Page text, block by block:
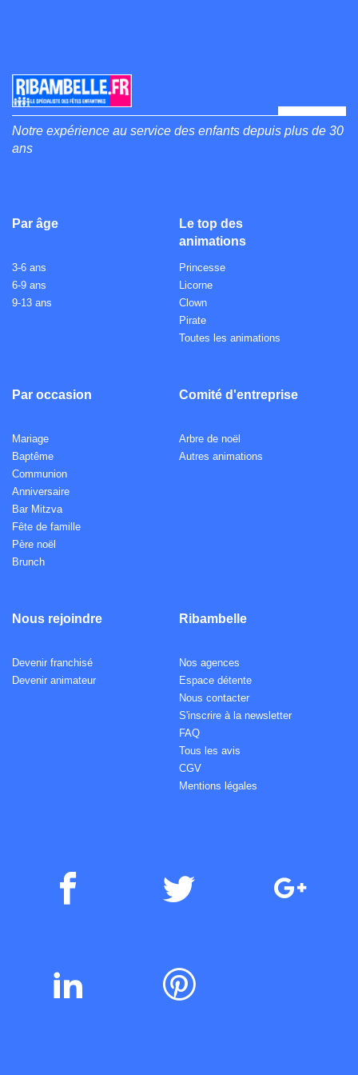
Notre expérience au service des enfants depuis plus de 30
ans
Par âge
3-6 ans
6-9 ans
9-13 ans
Le top des
animations
Princesse
Licorne
Clown
Pirate
Toutes les animations
Par occasion
Mariage
Baptême
Communion
Anniversaire
Bar Mitzva
Fête de famille
Père noël
Brunch
Comité d'entreprise
Arbre de noël
Autres animations
Nous rejoindre
Devenir franchisé
Devenir animateur
Ribambelle
Nos agences
Espace détente
Nous contacter
S'inscrire à la newsletter
FAQ
Tous les avis
CGV
Mentions légales